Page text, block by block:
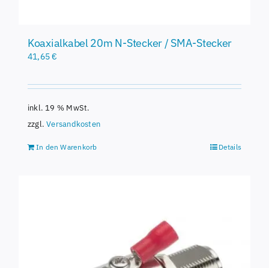
Koaxialkabel 20m N-Stecker / SMA-Stecker
41,65€
inkl. 19 % MwSt.
zzgl.Versandkosten
In den Warenkorb Details